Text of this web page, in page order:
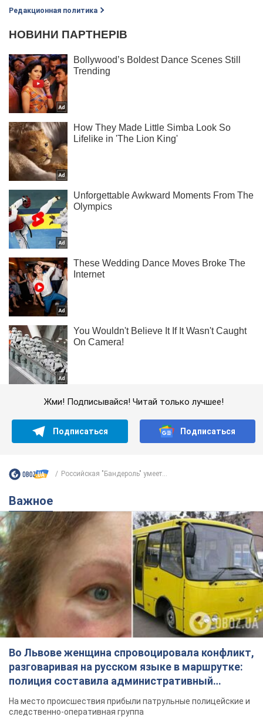
Редакционная политика
Жми! Подписывайся! Читай только лучшее!
Подписаться Подписаться
Российская "Бандероль" умеет...
Важное
Во Львове женщина спровоцировала конфликт,
разговаривая на русском языке в маршрутке:
полиция составила административный
протокол. Видео
На место происшествия прибыли патрульные полицейские и
следственно-оперативная группа